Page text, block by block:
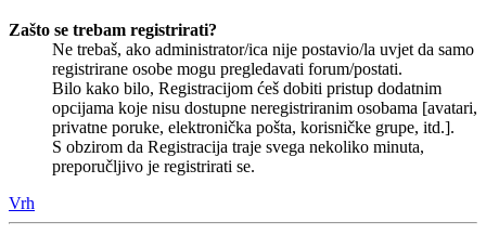
Zašto se trebam registrirati?
Ne trebaš, ako administrator/ica nije postavio/la uvjet da samo
registrirane osobe mogu pregledavati forum/postati.
Bilo kako bilo, Registracijom ćeš dobiti pristup dodatnim
opcijama koje nisu dostupne neregistriranim osobama [avatari,
privatne poruke, elektronička pošta, korisničke grupe, itd.].
S obzirom da Registracija traje svega nekoliko minuta,
preporučljivo je registrirati se.
Vrh